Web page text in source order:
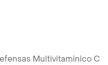
Multivitaminico